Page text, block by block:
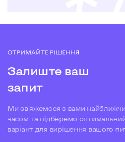
ОТРИМАЙТЕ РІШЕННЯ
Залиште ваш
запит
Ми зв'яжемося з вами
часом та підберемо
варіант для вирішення вашого